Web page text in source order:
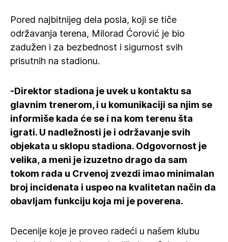
Pored najbitnijeg dela posla, koji se tiče
održavanja terena, Milorad Ćorović je bio
zadužen i za bezbednost i sigurnost svih
prisutnih na stadionu.
-Direktor stadiona je uvek u kontaktu sa
glavnim trenerom, i u komunikaciji sa njim se
informiše kada će se i na kom terenu šta
igrati. U nadležnosti je i održavanje svih
objekata u sklopu stadiona. Odgovornost je
velika, a meni je izuzetno drago da sam
tokom rada u Crvenoj zvezdi imao minimalan
broj incidenata i uspeo na kvalitetan način da
obavljam funkciju koja mi je poverena.
Decenije koje je proveo radeći u našem klubu